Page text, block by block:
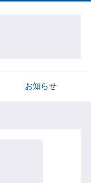
お知らせ